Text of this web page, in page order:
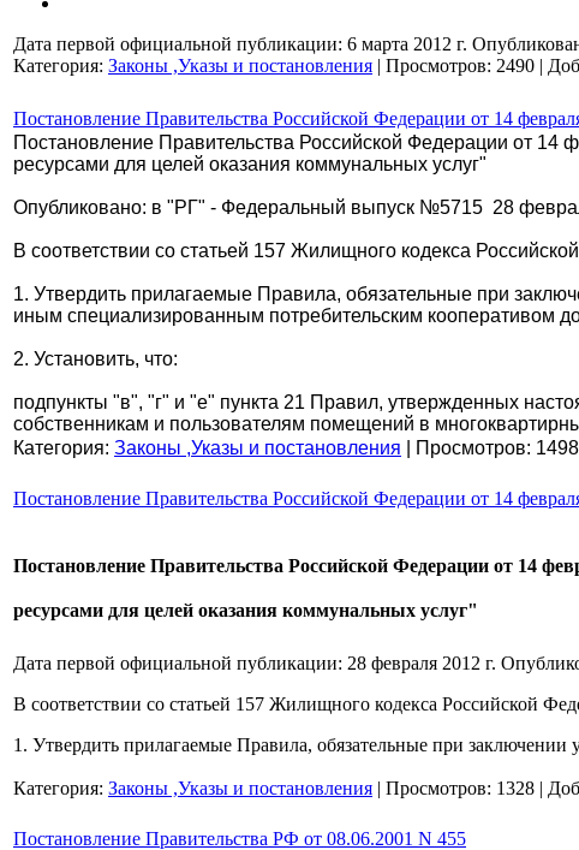
Дата первой официальной публикации: 6 марта 2012 г.
Категория: Законы ,Указы и постановления | Просмотров: 2490 |
Постановление Правительства Российской Федерации от 14
Постановление Правительства Российской Федерации от 14
ресурсами для целей оказания коммунальных услуг"
Опубликовано: в "РГ" - Федеральный выпуск №5715 28
В соответствии со статьей 157 Жилищного кодекса
1. Утвердить прилагаемые Правила, обязательные при
иным специализированным потребительским кооперативом
2. Установить, что:
подпункты "в", "г" и "е" пункта 21 Правил, утвержденных
собственникам и пользователям помещений в
Категория: Законы ,Указы и постановления | Просмотров:
Постановление Правительства Российской Федерации от 14
Постановление Правительства Российской Федерации от 14
ресурсами для целей оказания коммунальных услуг"
Дата первой официальной публикации: 28 февраля 2012 г.
В соответствии со статьей 157 Жилищного кодекса Российской
1. Утвердить прилагаемые Правила, обязательные при
Категория: Законы ,Указы и постановления | Просмотров: 1328 |
Постановление Правительства РФ от 08.06.2001 N 455